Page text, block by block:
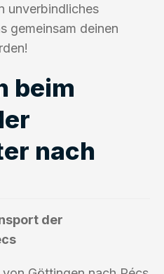
unverbindliches
gemeinsam deinen
beim
nach
der